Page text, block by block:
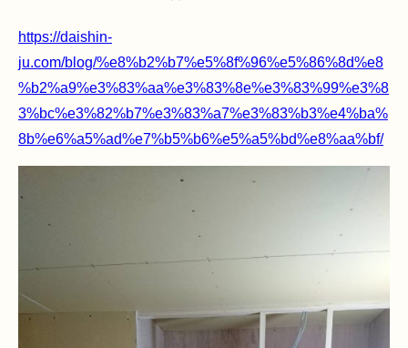
https://daishin-
ju.com/blog/%e8%b2%b7%e5%8f%96%e5%86%8d%e8
%b2%a9%e3%83%aa%e3%83%8e%e3%83%99%e3%8
3%bc%e3%82%b7%e3%83%a7%e3%83%b3%e4%ba%
8b%e6%a5%ad%e7%b5%b6%e5%a5%bd%e8%aa%bf/